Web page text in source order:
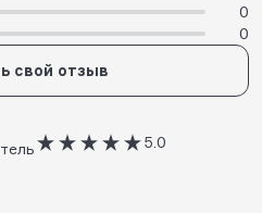
0
0
свой отзыв
5.0